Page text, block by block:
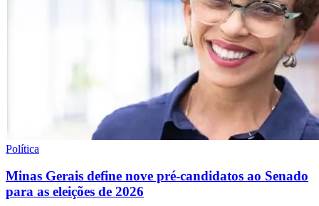
Política
Minas Gerais define nove pré-candidatos ao Senado
para as eleições de 2026